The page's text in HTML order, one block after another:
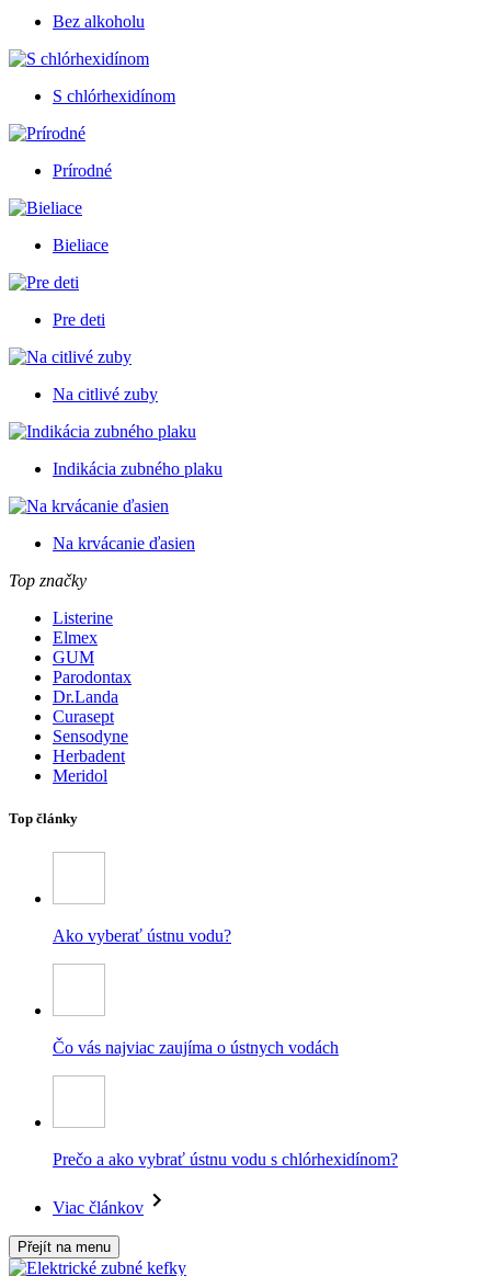
Bez alkoholu
S chlórhexidínom
Prírodné
Bieliace
Pre deti
Na citlivé zuby
Indikácia zubného plaku
Na krvácanie ďasien
Top značky
Listerine
Elmex
GUM
Parodontax
Dr.Landa
Curasept
Sensodyne
Herbadent
Meridol
Top články
Ako vyberať ústnu vodu?
Čo vás najviac zaujíma o ústnych vodách
Prečo a ako vybrať ústnu vodu s chlórhexidínom?
Viac článkov
Přejít na menu